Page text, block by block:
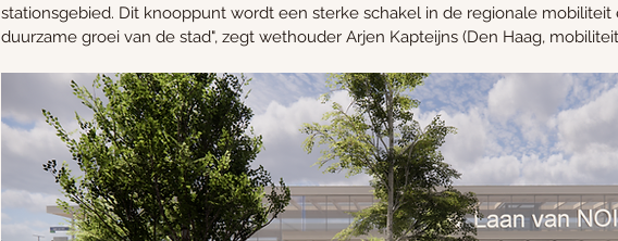
stationsgebied. Dit knooppunt wordt een sterke schakel in de regionale mobiliteit
duurzame groei van de stad", zegt wethouder Arjen Kapteijns (Den Haag,